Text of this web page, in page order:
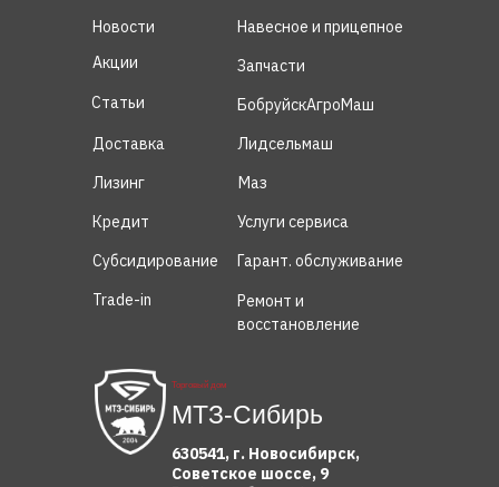
Торговый дом
МТЗ-Сибирь
Акции
Статьи
Новости
Trade-in
Субсидирование
Кредит
Лизинг
Ремонт и
восстановление
Гарант. обслуживание
Услуги сервиса
Доставка
Маз
Лидсельмаш
БобруйскАгроМаш
Запчасти
Навесное и прицепное
630541, г. Новосибирск,
Советское шоссе, 9